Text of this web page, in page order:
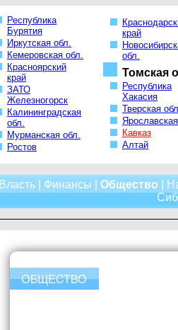
Республика
Бурятия
Иркутская обл.
Кемеровская обл.
Красноярский
край
ЗАТО
Железногорск
Калининградская
обл.
Мурманская обл.
Ростов
край
обл.
Томская
Республика
Хакасия
Тверская
Кавказ
Алтай
Власть| Финансы Общество